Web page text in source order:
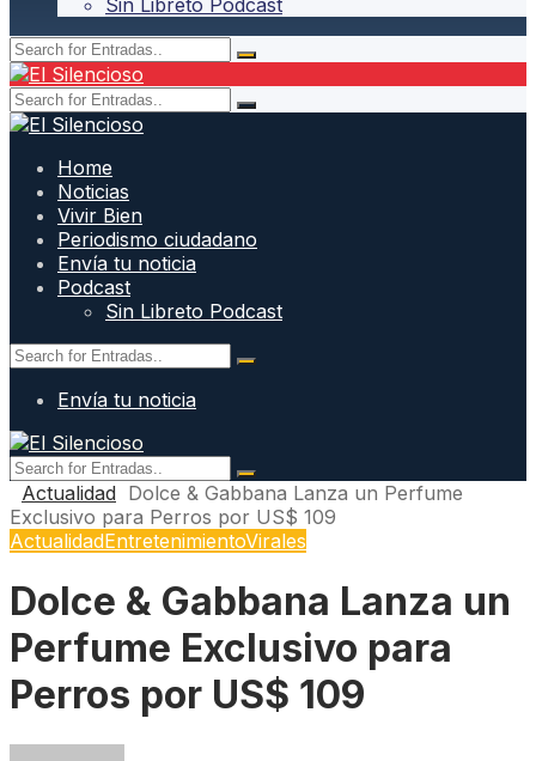
Sin Libreto Podcast
Home
Noticias
Vivir Bien
Periodismo ciudadano
Envía tu noticia
Podcast
Sin Libreto Podcast
Envía tu noticia
Actualidad Dolce & Gabbana Lanza un Perfume
Exclusivo para Perros por US$ 109
ActualidadEntretenimientoVirales
Dolce & Gabbana Lanza un
Perfume Exclusivo para
Perros por US$ 109